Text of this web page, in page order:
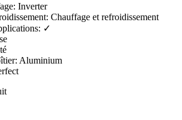
Inverter
Chauffage et refroidissement
✓
Aluminium